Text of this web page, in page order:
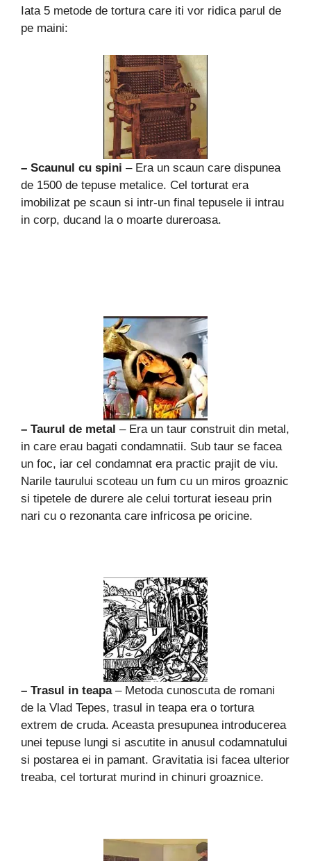
Iata 5 metode de tortura care iti vor ridica parul de
pe maini:
– Scaunul cu spini – Era un scaun care dispunea
de 1500 de tepuse metalice. Cel torturat era
imobilizat pe scaun si intr-un final tepusele ii intrau
in corp, ducand la o moarte dureroasa.
– Taurul de metal – Era un taur construit din metal,
in care erau bagati condamnatii. Sub taur se facea
un foc, iar cel condamnat era practic prajit de viu.
Narile taurului scoteau un fum cu un miros groaznic
si tipetele de durere ale celui torturat ieseau prin
nari cu o rezonanta care infricosa pe oricine.
– Trasul in teapa– Metoda cunoscuta de romani
de la Vlad Tepes, trasul in teapa era o tortura
extrem de cruda. Aceasta presupunea introducerea
unei tepuse lungi si ascutite in anusul codamnatului
si postarea ei in pamant. Gravitatia isi facea ulterior
treaba, cel torturat murind in chinuri groaznice.